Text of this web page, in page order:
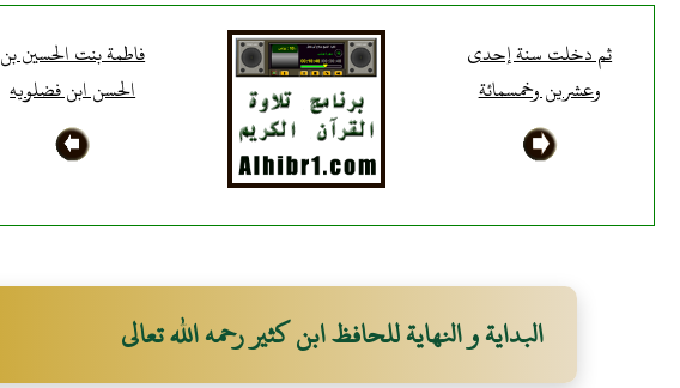
ثم دخلت سنة إحدى
وعشرين وخمسمائة
فاطمة بنت الحسين بن
الحسن ابن فضلويه
البداية و النهاية للحافظ ابن كثير رحمه الله تعالى